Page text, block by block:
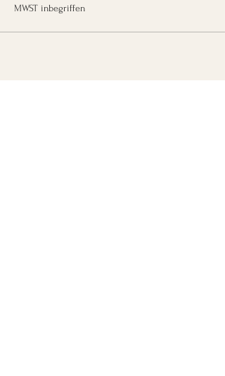
MWST inbegriffen